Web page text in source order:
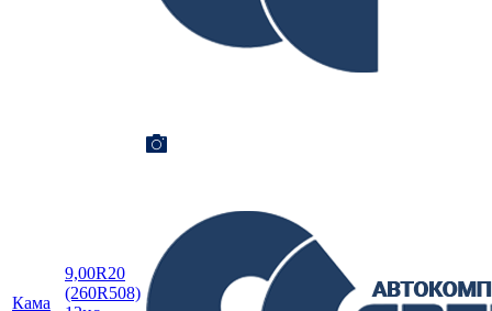
Кама
9,00R20
(260R508)